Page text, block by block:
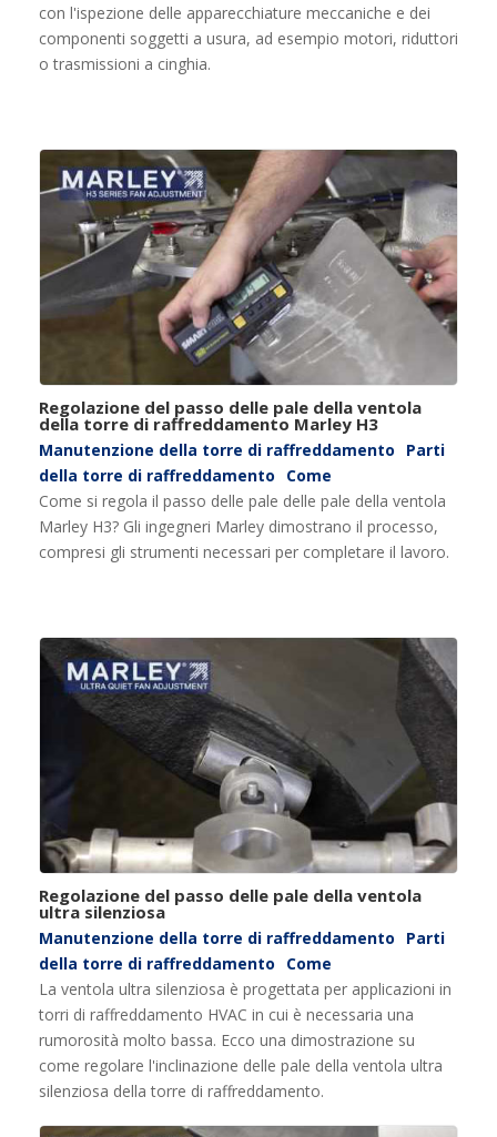
con l'ispezione delle apparecchiature meccaniche e dei
componenti soggetti a usura, ad esempio motori, riduttori
o trasmissioni a cinghia.
Regolazione del passo delle pale della ventola
della torre di raffreddamento Marley H3
Manutenzione della torre di raffreddamento
Parti
della torre di raffreddamento
Come
Come si regola il passo delle pale delle pale della ventola
Marley H3? Gli ingegneri Marley dimostrano il processo,
compresi gli strumenti necessari per completare il lavoro.
Regolazione del passo delle pale della ventola
ultra silenziosa
Manutenzione della torre di raffreddamento
Parti
della torre di raffreddamento
Come
La ventola ultra silenziosa è progettata per applicazioni in
torri di raffreddamento HVAC in cui è necessaria una
rumorosità molto bassa. Ecco una dimostrazione su
come regolare l'inclinazione delle pale della ventola ultra
silenziosa della torre di raffreddamento.